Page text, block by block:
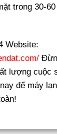
trong 30-
Website:
lượng cuộc
để máy